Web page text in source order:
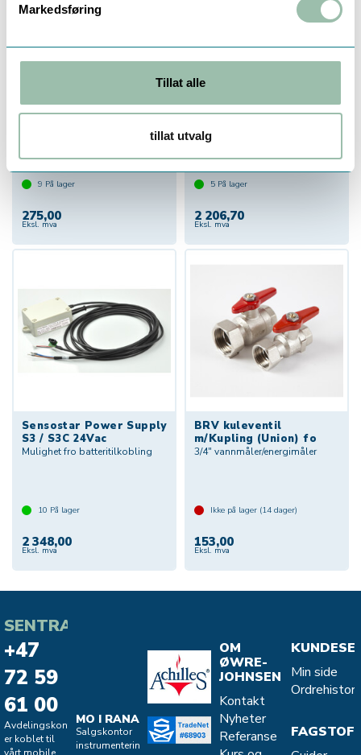
Markedsføring
Tillat alle
tillat utvalg
5mm temp.føler
9 På lager
275,00
Eksl. mva
S3 / S3C 230Vac
5 På lager
2 206,70
Eksl. mva
Sensostar Power Supply
S3 / S3C 24Vac
Mulighet fro batteritilkobling
10 På lager
2 348,00
Eksl. mva
BRV kuleventil
m/Kupling (Union) fo
3/4" vannmåler/energimåler
Ikke på lager (14 dager)
153,00
Eksl. mva
SENTRALBORD
+47
72 59
61 00
Avdelingskontorene
er koblet til
MO I RANA
Salgskontor
instrumentering
OM
ØWRE-
JOHNSEN
Kontakt
Nyheter
Referanse
Min side